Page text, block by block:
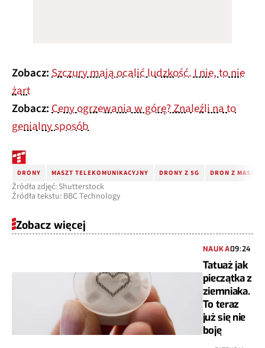
Zobacz:Szczury mają ocalić ludzkość. I nie, to nie
żart
Zobacz:Ceny ogrzewania w górę? Znaleźli na to
genialny sposób
DRONY MASZT TELEKOMUNIKACYJNY DRONY Z 5G DRON Z
Źródła zdjęć: Shutterstock
Źródła tekstu: BBC Technology
Zobacz więcej
NAUKA09:24
Tatuaż jak
pieczątka z
ziemniaka.
To teraz
już się nie
boję